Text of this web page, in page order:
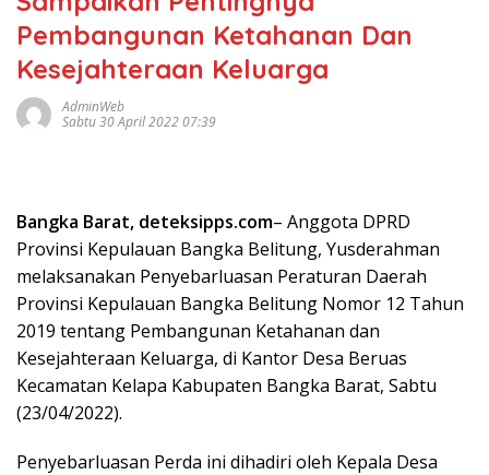
Pembangunan Ketahanan Dan
Kesejahteraan Keluarga
AdminWeb
Sabtu 30 April 2022 07:39
Bangka Barat, deteksipps.com– Anggota DPRD
Provinsi Kepulauan Bangka Belitung, Yusderahman
melaksanakan Penyebarluasan Peraturan Daerah
Provinsi Kepulauan Bangka Belitung Nomor 12 Tahun
2019 tentang Pembangunan Ketahanan dan
Kesejahteraan Keluarga, di Kantor Desa Beruas
Kecamatan Kelapa Kabupaten Bangka Barat, Sabtu
(23/04/2022).
Penyebarluasan Perda ini dihadiri oleh Kepala Desa